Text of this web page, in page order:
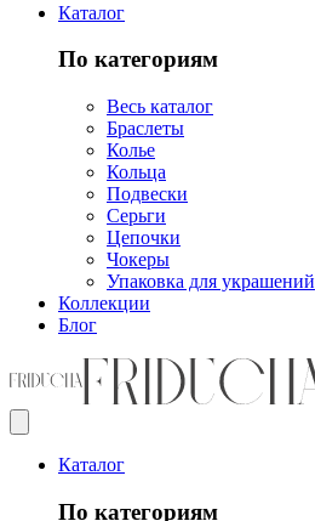
Каталог
По категориям
Весь каталог
Браслеты
Колье
Кольца
Подвески
Серьги
Цепочки
Чокеры
Упаковка для украшений
Коллекции
Блог
Каталог
По категориям